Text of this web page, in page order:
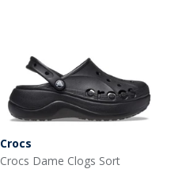
Crocs
Crocs Dame Clogs Sort